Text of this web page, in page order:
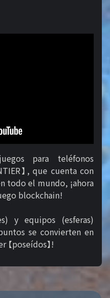
para teléfonos
】, que cuenta con
todo el mundo, ¡ahora
blockchain!
y equipos (esferas)
se convierten en
poseídos】!